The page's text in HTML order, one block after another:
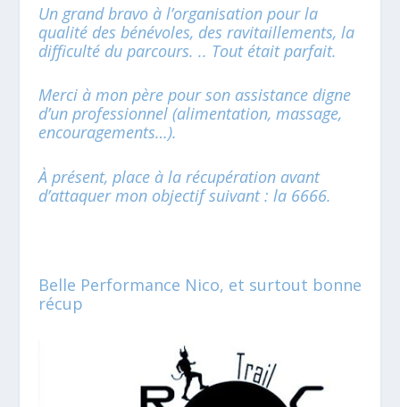
Un grand bravo à l’organisation pour la
qualité des bénévoles, des ravitaillements, la
difficulté du parcours. .. Tout était parfait.
Merci à mon père pour son assistance digne
d’un professionnel (alimentation, massage,
encouragements…).
À présent, place à la récupération avant
d’attaquer mon objectif suivant : la 6666.
Belle Performance Nico, et surtout bonne
récup